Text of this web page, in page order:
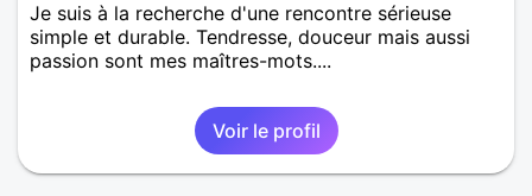
Je suis à la recherche d'une rencontre sérieuse
simple et durable. Tendresse, douceur mais aussi
passion sont mes maîtres-mots....
Voir le profil